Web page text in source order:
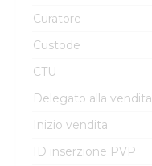
Curatore
Custode
CTU
Delegato alla vendita
Inizio vendita
ID inserzione PVP